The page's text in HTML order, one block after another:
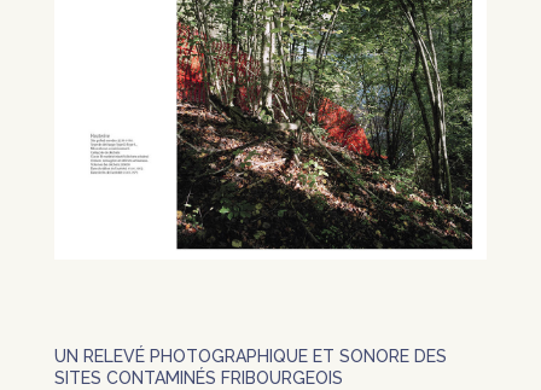
UN RELEVÉ PHOTOGRAPHIQUE ET SONORE DES
SITES CONTAMINÉS FRIBOURGEOIS